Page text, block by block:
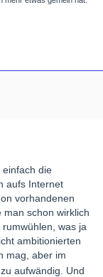
einfach die
aufs Internet
vorhandenen
schon wirklich
was ja
ambitionierten
mag, aber im
aufwändig. Und